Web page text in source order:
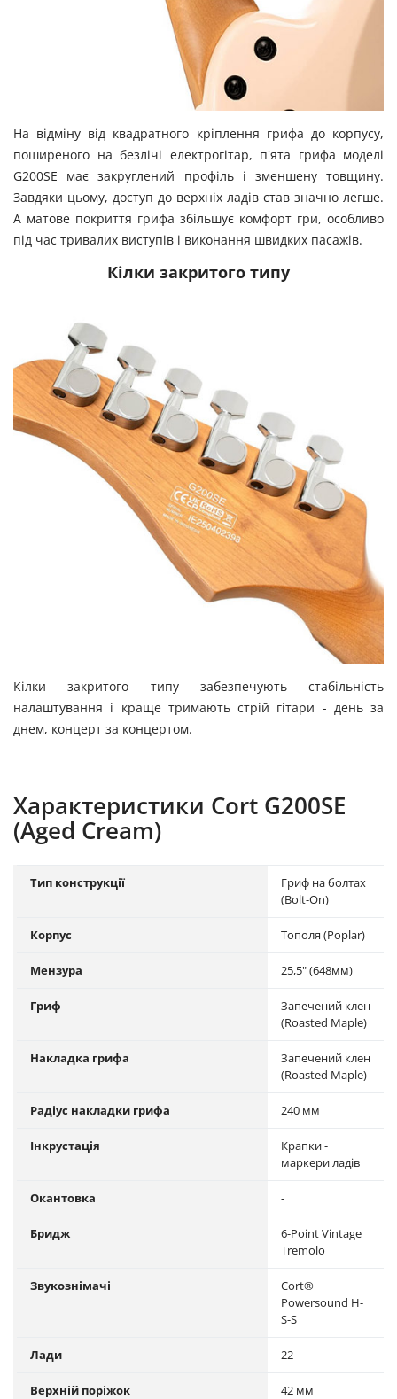
На відміну від квадратного кріплення грифа до корпусу,
поширеного на безлічі електрогітар, п'ята грифа моделі
G200SE має закруглений профіль і зменшену товщину.
Завдяки цьому, доступ до верхніх ладів став значно легше.
А матове покриття грифа збільшує комфорт гри, особливо
під час тривалих виступів і виконання швидких пасажів.
Кілки закритого типу
Кілки закритого типу забезпечують стабільність
налаштування і краще тримають стрій гітари - день за
днем, концерт за концертом.
Характеристики Cort G200SE
(Aged Cream)
Тип конструкції
Гриф на болтах
(Bolt-On)
Корпус Тополя (Poplar)
Мензура 25,5" (648мм)
Гриф
Запечений клен
(Roasted Maple)
Накладка грифа
Запечений клен
(Roasted Maple)
Радіус накладки грифа 240 мм
Інкрустація
Крапки -
маркери ладів
Окантовка -
Бридж
6-Point Vintage
Tremolo
Звукознімачі
Cort®
Powersound H-
S-S
Лади 22
Верхній поріжок 42 мм